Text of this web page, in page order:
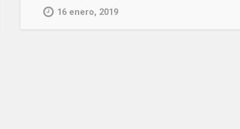
con
16 enero, 2019